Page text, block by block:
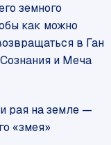
земного
как можно
в Ган
и Меча
рая на земле —
«змея»